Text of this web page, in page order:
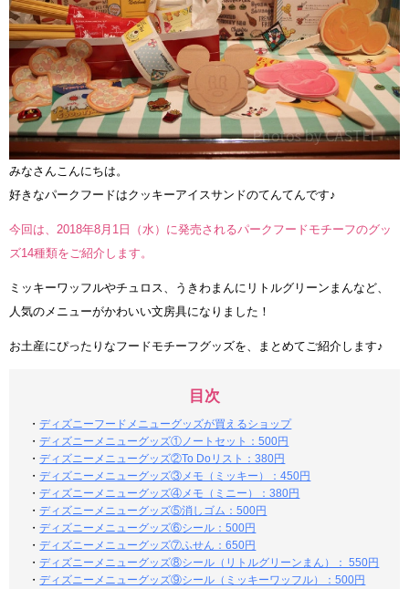
みなさんこんにちは。
好きなパークフードはクッキーアイスサンドのてんてんです♪
今回は、2018年8月1日（水）に発売されるパークフードモチーフのグッ
ズ14種類をご紹介します。
ミッキーワッフルやチュロス、うきわまんにリトルグリーンまんなど、
人気のメニューがかわいい文房具になりました！
お土産にぴったりなフードモチーフグッズを、まとめてご紹介します♪
目次
・ディズニーフードメニューグッズが買えるショップ
・ディズニーメニューグッズ①ノートセット：500円
・ディズニーメニューグッズ②To Doリスト：380円
・ディズニーメニューグッズ③メモ（ミッキー）：450円
・ディズニーメニューグッズ④メモ（ミニー）：380円
・ディズニーメニューグッズ⑤消しゴム：500円
・ディズニーメニューグッズ⑥シール：500円
・ディズニーメニューグッズ⑦ふせん：650円
・ディズニーメニューグッズ⑧シール（リトルグリーンまん）： 550円
・ディズニーメニューグッズ⑨シール（ミッキーワッフル）：500円